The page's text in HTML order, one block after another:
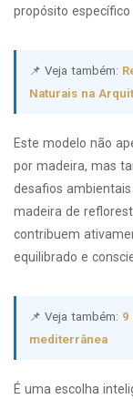
propósito
📌 Veja também:
Naturais na
Este modelo não
por madeira, mas
desafios
madeira de
contribuem
equilibrado e
📌 Veja também: 9
mediterrânea
É uma escolha